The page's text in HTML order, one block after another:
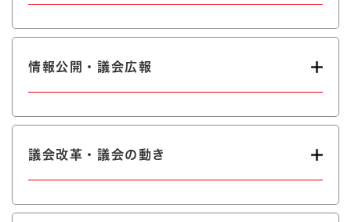
情報公開・議会広報
議会改革・議会の動き